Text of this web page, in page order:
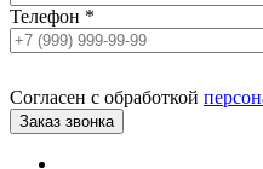
Телефон *
Согласен с обработкой